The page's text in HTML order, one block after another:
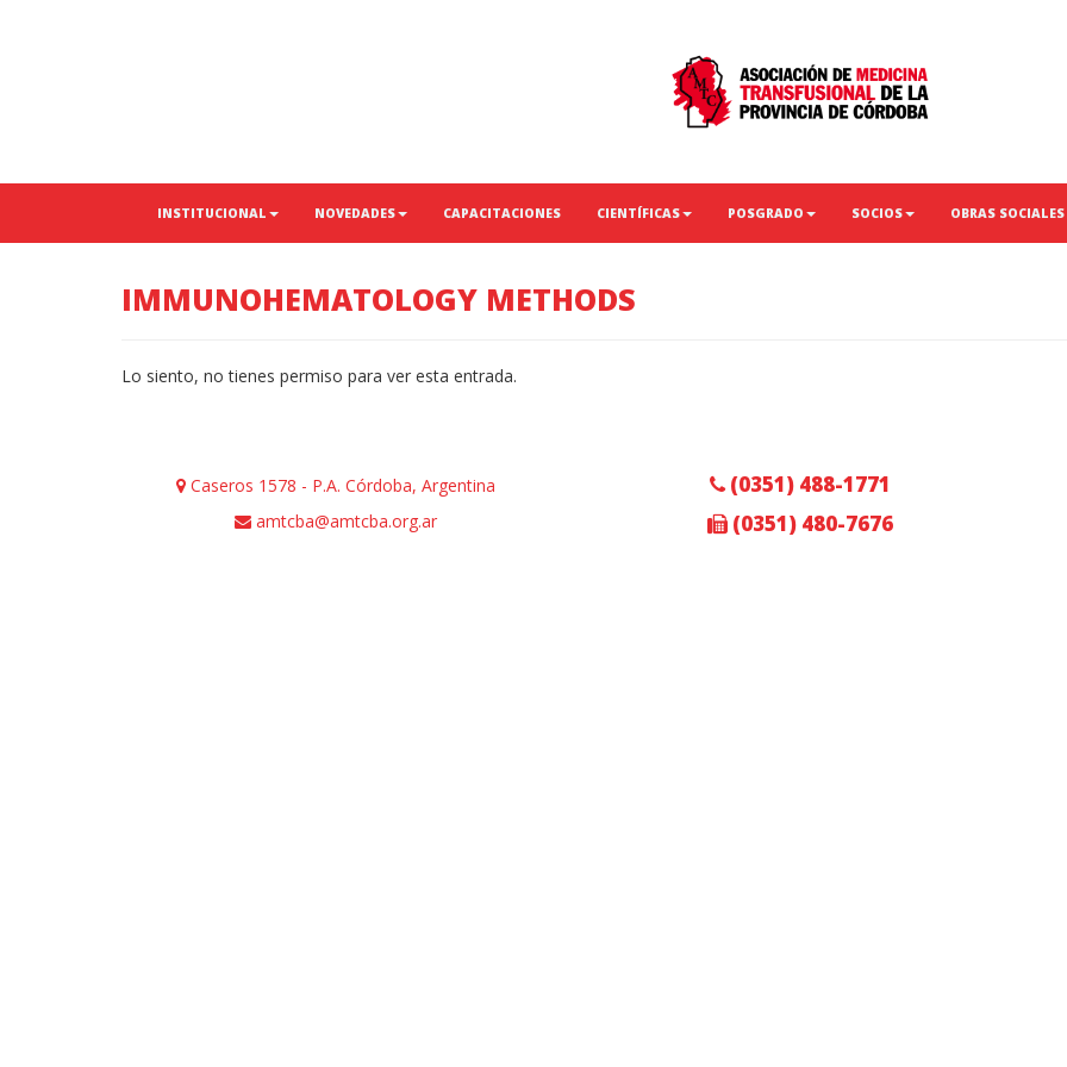
INSTITUCIONAL NOVEDADES CAPACITACIONES CIENTÍFICAS POSGRADO SOCIOS OBRAS SOCIALES
IMMUNOHEMATOLOGY METHODS
Lo siento, no tienes permiso para ver esta entrada.
Caseros 1578 - P.A. Córdoba, Argentina
amtcba@amtcba.org.ar
(0351) 488-1771
(0351) 480-7676